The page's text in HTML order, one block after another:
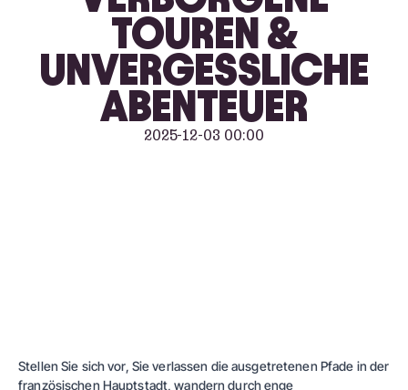
TOUREN &
UNVERGESSLICHE
ABENTEUER
2025-12-03 00:00
Stellen Sie sich vor, Sie verlassen die ausgetretenen Pfade in der
französischen Hauptstadt, wandern durch enge